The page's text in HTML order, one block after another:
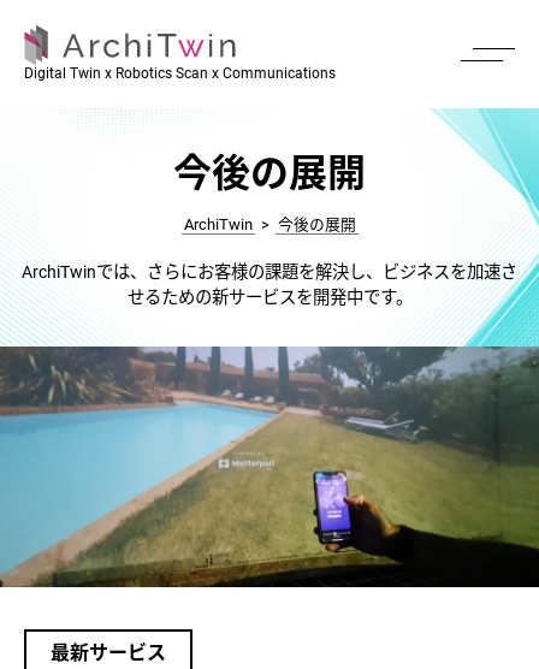
Digital Twin x Robotics Scan x Communications
今後の展開
ArchiTwin > 今後の展開
ArchiTwinでは、さらにお客様の課題を解決し、ビジネスを加速さ
せるための新サービスを開発中です。
最新サービス